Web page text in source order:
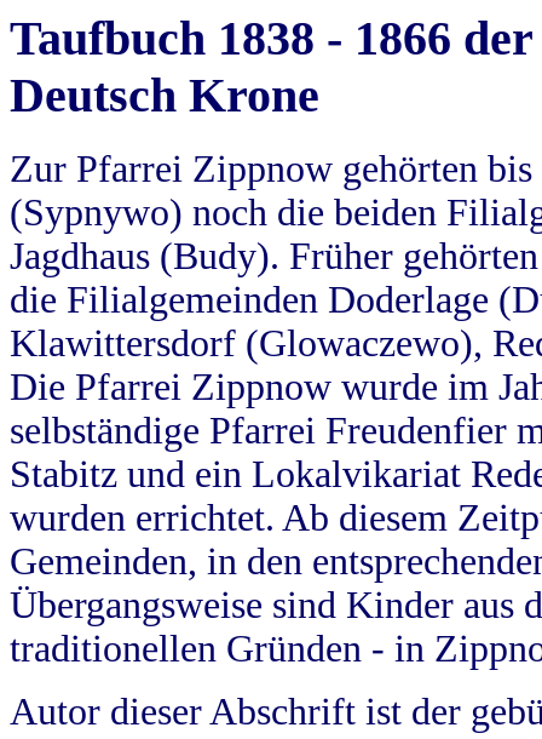
Taufbuch 1838 - 1866
Deutsch Krone
Zur Pfarrei Zippnow gehörten
(Sypnywo) noch die beiden
Jagdhaus (Budy). Früher
die Filialgemeinden Doderlage
Klawittersdorf (Glowaczewo),
Die Pfarrei Zippnow wurde im
selbständige Pfarrei Freudenfier
Stabitz und ein Lokalvikariat
wurden errichtet. Ab diesem
Gemeinden, in den
Übergangsweise sind Kinder aus
traditionellen Gründen - in
Autor dieser Abschrift ist der